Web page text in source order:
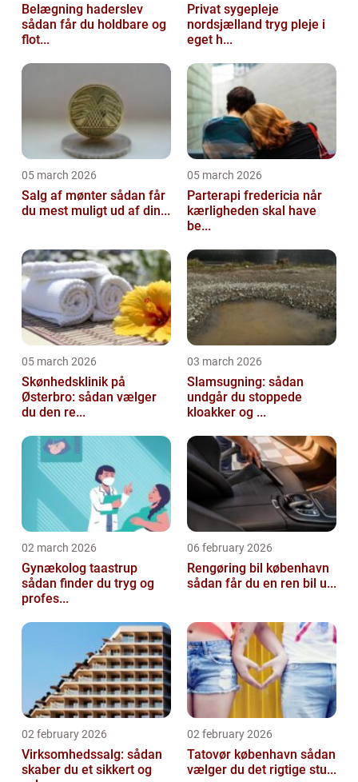
Belægning haderslev
sådan får du holdbare og
flot...
Privat sygepleje
nordsjælland tryg pleje i
eget h...
05 march 2026
Salg af mønter sådan får
du mest muligt ud af din...
05 march 2026
Parterapi fredericia når
kærligheden skal have
be...
05 march 2026
Skønhedsklinik på
Østerbro: sådan vælger
du den re...
03 march 2026
Slamsugning: sådan
undgår du stoppede
kloakker og ...
02 march 2026
Gynækolog taastrup
sådan finder du tryg og
profes...
06 february 2026
Rengøring bil københavn
sådan får du en ren bil u...
02 february 2026
Virksomhedssalg: sådan
skaber du et sikkert og
02 february 2026
Tatovør københavn sådan
vælger du det rigtige stu...